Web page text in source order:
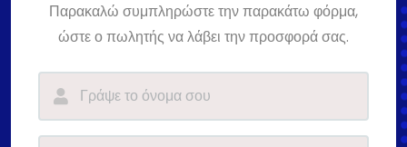
Παρακαλώ συμπληρώστε την παρακάτω φόρμα,
ώστε ο πωλητής να λάβει την προσφορά σας.